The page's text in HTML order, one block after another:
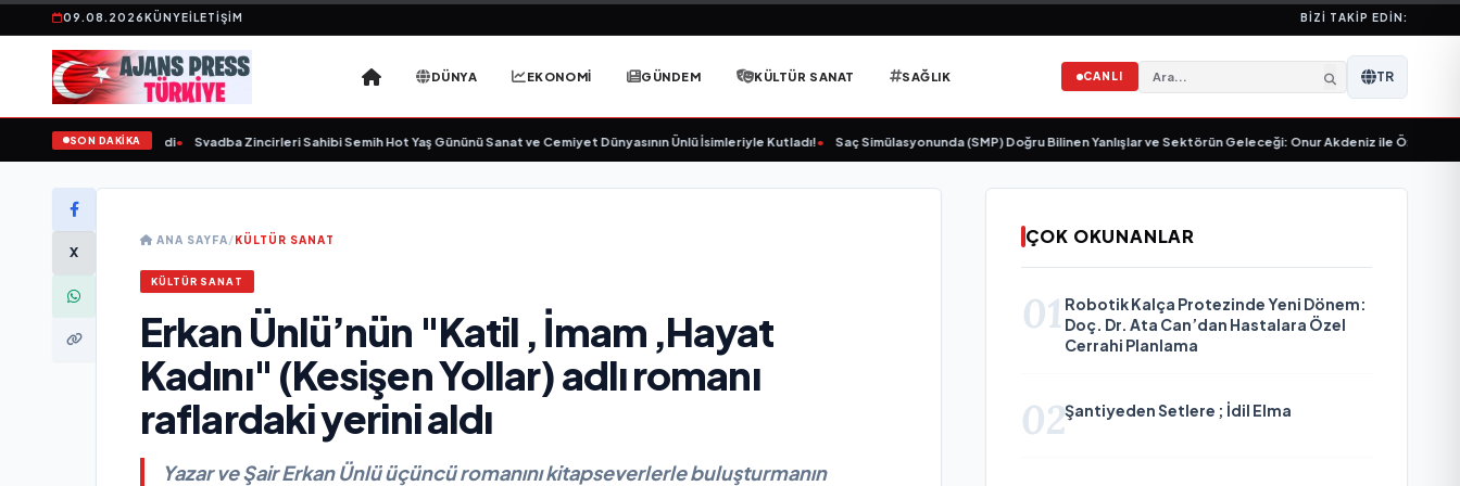
09.08.2026KÜNYEİLETIŞIM BIZI TAKIP EDIN:
DÜNYA EKONOMİ GÜNDEM KÜLTÜR SANAT SAĞLIK CANLI TR
SON DAKİKA
yaşamını yitirdi Svadba Zincirleri Sahibi Semih Hot Yaş Gününü Sanat ve Cemiyet Dünyasının Ünlü İsimleriyle Kutladı!• Saç Simülasyonunda (SMP) Doğru Bilinen Yanlışlar ve Sektörün Geleceği: Onur Akdeniz ile Özel Röportaj
X
ANA SAYFA/KÜLTÜR SANAT
KÜLTÜR SANAT
Erkan Ünlü’nün "Katil , İmam ,Hayat
Kadını" (Kesişen Yollar) adlı romanı
raflardaki yerini aldı
Yazar ve Şair Erkan Ünlü üçüncü romanını kitapseverlerle buluşturmanın
ÇOK OKUNANLAR
01 Robotik Kalça Protezinde Yeni Dönem:
Doç. Dr. Ata Can’dan Hastalara Özel
Cerrahi Planlama
02Şantiyeden Setlere ; İdil Elma